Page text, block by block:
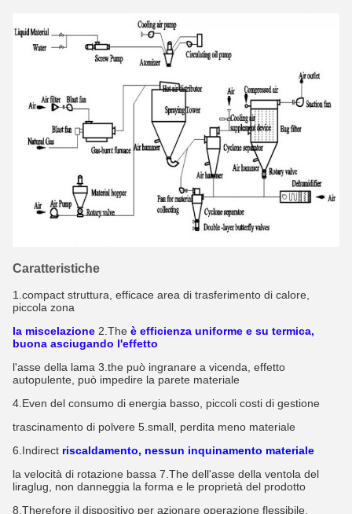
Caratteristiche
1.compact struttura, efficace area di trasferimento di calore,
piccola zona
la miscelazione 2.The è efficienza uniforme e su termica,
buona asciugando l'effetto
l'asse della lama 3.the può ingranare a vicenda, effetto
autopulente, può impedire la parete materiale
4.Even del consumo di energia basso, piccoli costi di gestione
trascinamento di polvere 5.small, perdita meno materiale
6.Indirect riscaldamento, nessun inquinamento materiale
la velocità di rotazione bassa 7.The dell'asse della ventola del
liraglug, non danneggia la forma e le proprietà del prodotto
8.Therefore il dispositivo per azionare operazione flessibile,